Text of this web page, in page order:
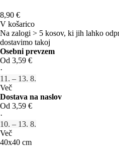
8,90 €
V košarico
Na zalogi > 5 kosov, ki jih lahko
dostavimo takoj
Osebni prevzem
Od 3,59 €
·
11. – 13. 8.
Več
Dostava na naslov
Od 3,59 €
·
10. – 13. 8.
Več
40x40 cm